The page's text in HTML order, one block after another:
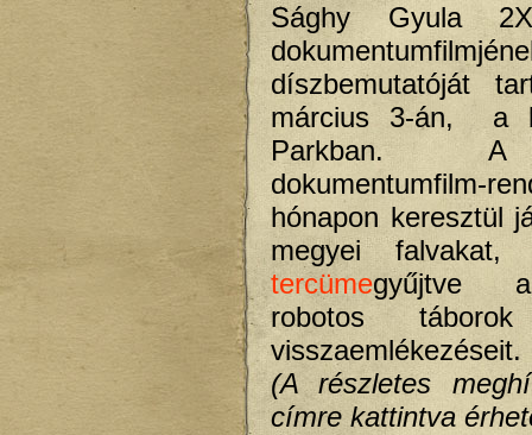
Sághy Gyula
díszbemutatóját
március 3-án, a
Parkban.
dokumentumfilm-
hónapon keresztül
megyei
tercümegyűjtve
robotos
visszaemlékezéseit.
(A részletes
címre kattintva